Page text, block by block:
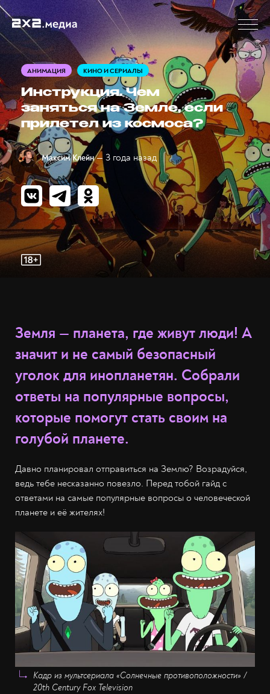
АНИМАЦИЯ КИНО И СЕРИАЛЫ
Инструкция. Чем
заняться на Земле, если
прилетел из космоса?
Максим Клейн — 3 года назад
Земля — планета, где живут люди! А
значит и не самый безопасный
уголок для инопланетян. Собрали
ответы на популярные вопросы,
которые помогут стать своим на
голубой планете.
Давно планировал отправиться на Землю? Возрадуйся,
ведь тебе несказанно повезло. Перед тобой гайд с
ответами на самые популярные вопросы о человеческой
планете и её жителях!
Кадр из мультсериала «Солнечные противоположности» /
20th Century Fox Television